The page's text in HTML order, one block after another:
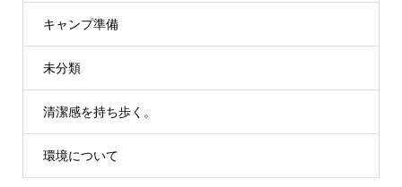
キャンプ準備
未分類
清潔感を持ち歩く。
環境について